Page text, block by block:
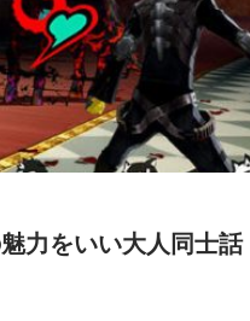
力をいい大人同士話